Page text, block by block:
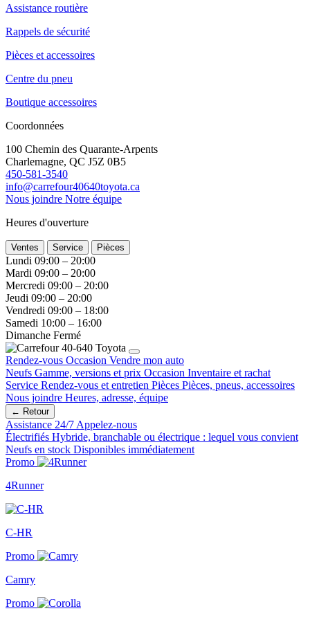
Assistance routière
Rappels de sécurité
Pièces et accessoires
Centre du pneu
Boutique accessoires
Coordonnées
100 Chemin des Quarante-Arpents
Charlemagne, QC J5Z 0B5
450-581-3540
info@carrefour40640toyota.ca
Nous joindre Notre équipe
Heures d'ouverture
Ventes Service Pièces
Lundi 09:00 – 20:00
Mardi 09:00 – 20:00
Mercredi 09:00 – 20:00
Jeudi 09:00 – 20:00
Vendredi 09:00 – 18:00
Samedi 10:00 – 16:00
Dimanche Fermé
Rendez-vous Occasion Vendre mon auto
Neufs Gamme, versions et prix Occasion Inventaire et rachat
Service Rendez-vous et entretien Pièces Pièces, pneus, accessoires
Nous joindre Heures, adresse, équipe
← Retour
Assistance 24/7 Appelez-nous
Électrifiés Hybride, branchable ou électrique : lequel vous convient
Neufs en stock Disponibles immédiatement
Promo
4Runner
C-HR
Promo
Camry
Promo